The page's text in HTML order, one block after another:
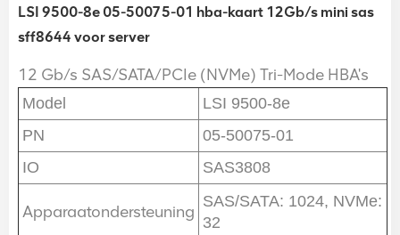
LSI 9500-8e 05-50075-01 hba-kaart 12Gb/s mini sas
sff8644 voor server
12 Gb/s SAS/SATA/PCIe (NVMe) Tri-Mode HBA's
Model
LSI 9500-8e
PN
05-50075-01
IO
SAS3808
Apparaatondersteuning
SAS/SATA: 1024, NVMe:
32